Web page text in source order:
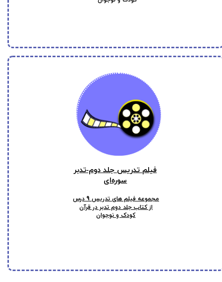
فیلم‌ تدریس جلد دوم-تدبر
سوره‌ای
مجموعه فیلم های تدریس 9 درس
از کتاب جلد دوم تدبر در قرآن
کودک و نوجوان